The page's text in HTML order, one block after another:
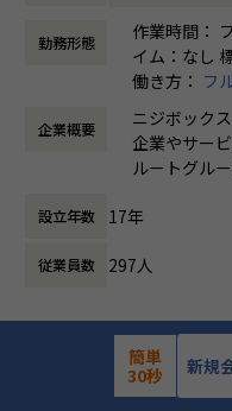
無など
※参画先プロジェクトの体
ビス画面の改善に携わっ
■やりがい/魅力/醍醐味
推進していける環境です
施策の検討に携わることが
・これまでのWebやグラ
を十分に生かすことが出来
勤務形態
作業時間：
働き方： フ
時間外労働
間）
休憩時間：
企業概要
ニジボック
企業やサー
ルートグル
ングなどを
を」
私たちはこ
す。
設立年数 17年
従業員数 297人
詳細を見る
簡単
30秒
新規